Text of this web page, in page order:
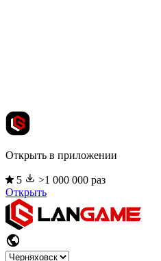
Открыть в приложении
5
>1 000 000 раз
Открыть